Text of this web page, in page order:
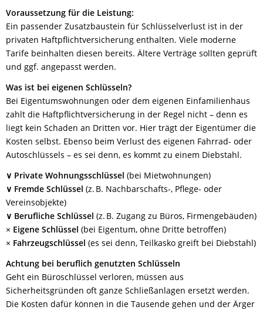
Voraussetzung für die Leistung:
Ein passender Zusatzbaustein für Schlüsselverlust ist in der
privaten Haftpflichtversicherung enthalten. Viele moderne
Tarife beinhalten diesen bereits. Ältere Verträge sollten geprüft
und ggf. angepasst werden.
Was ist bei eigenen Schlüsseln?
Bei Eigentumswohnungen oder dem eigenen Einfamilienhaus
zahlt die Haftpflichtversicherung in der Regel nicht – denn es
liegt kein Schaden an Dritten vor. Hier trägt der Eigentümer die
Kosten selbst. Ebenso beim Verlust des eigenen Fahrrad- oder
Autoschlüssels – es sei denn, es kommt zu einem Diebstahl.
∨ Private Wohnungsschlüssel (bei Mietwohnungen)
∨ Fremde Schlüssel (z. B. Nachbarschafts-, Pflege- oder
Vereinsobjekte)
∨ Berufliche Schlüssel (z. B. Zugang zu Büros, Firmengebäuden)
× Eigene Schlüssel (bei Eigentum, ohne Dritte betroffen)
× Fahrzeugschlüssel (es sei denn, Teilkasko greift bei Diebstahl)
Achtung bei beruflich genutzten Schlüsseln
Geht ein Büroschlüssel verloren, müssen aus
Sicherheitsgründen oft ganze Schließanlagen ersetzt werden.
Die Kosten dafür können in die Tausende gehen und der Ärger